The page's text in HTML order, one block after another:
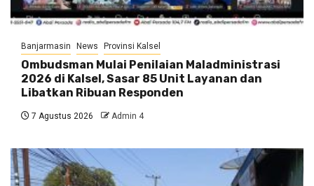
Banjarmasin News Provinsi Kalsel
Ombudsman Mulai Penilaian Maladministrasi
2026 di Kalsel, Sasar 85 Unit Layanan dan
Libatkan Ribuan Responden
7 Agustus 2026 Admin 4